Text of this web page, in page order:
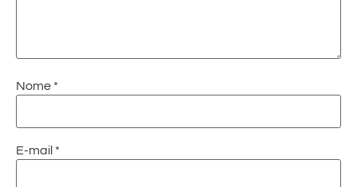
Nome *
E-mail *